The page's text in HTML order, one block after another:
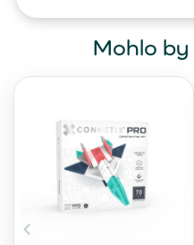
Mohlo by